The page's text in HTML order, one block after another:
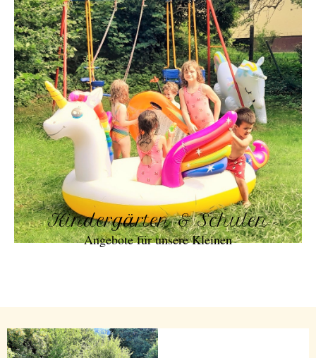
Kindergärten & Schulen
Angebote für unsere Kleinen